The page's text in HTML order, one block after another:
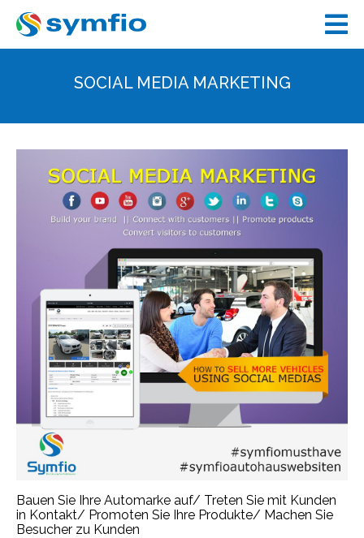
SOCIAL MEDIA MARKETING
Bauen Sie Ihre Automarke auf/ Treten Sie mit Kunden
in Kontakt/ Promoten Sie Ihre Produkte/ Machen Sie
Besucher zu Kunden